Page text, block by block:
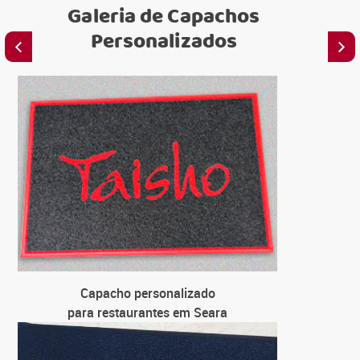
Galeria deCapachos
Personalizados
Capacho personalizado
para restaurantes em Seara